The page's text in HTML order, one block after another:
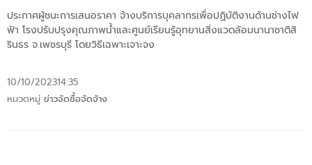
ประกาศผู้ชนะการเสนอราคา จ้างบริการบุคลากรเพื่อปฏิบัติงานด้านช่างไฟ
ฟ้า โรงปรับปรุงคุณภาพน้ำและศูนย์เรียนรู้อุทยานสิ่งแวดล้อมนานาชาติสิ
รินธร จ.เพชรบุรี โดยวิธีเฉพาะเจาะจง
10/10/202314:35
หมวดหมู่ ข่าวจัดซื้อจัดจ้าง